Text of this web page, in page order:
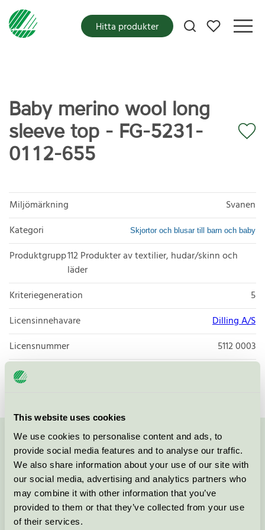
This website uses cookies
We use cookies to personalise content and ads, to
provide social media features and to analyse our traffic.
We also share information about your use of our site with
our social media, advertising and analytics partners who
may combine it with other information that you’ve
provided to them or that they’ve collected from your use
of their services.
Mina favoriter
Hitta produkter
Baby merino wool long
sleeve top - FG-5231-
0112-655
Miljömärkning
Svanen
Kategori
Skjortor och blusar till barn och baby
Produktgrupp112 Produkter av textilier, hudar/skinn och
läder
Kriteriegeneration
5
Licensinnehavare
Dilling A/S
Licensnummer
5112 0003
Varumärke
Kontakta oss på08-55 55 24 00eller via formuläret:
Fortsätt